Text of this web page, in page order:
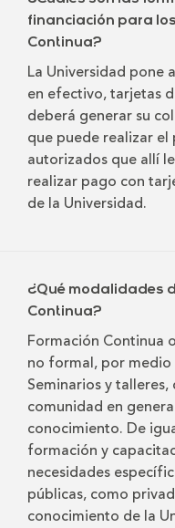
financiación para
Continua?
La Universidad pone
en efectivo, tarjetas
deberá generar su
que puede realizar
autorizados que allí
realizar pago con
de la Universidad.
¿Qué modalidades
Continua?
Formación Continua
no formal, por medio
Seminarios y
comunidad en
conocimiento. De
formación y
necesidades
públicas, como
conocimiento de la